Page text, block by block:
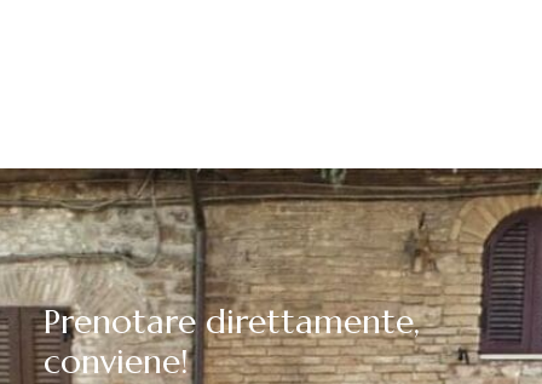
Prenotare direttamente,
conviene!